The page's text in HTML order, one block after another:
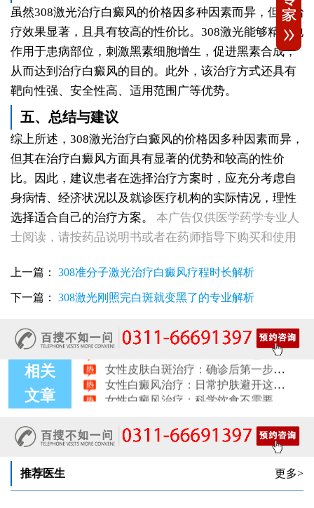
虽然308激光治疗白癜风的价格因多种因素而异，但其治
疗效果显著，且具有较高的性价比。308激光能够精准地
作用于患病部位，刺激黑素细胞增生，促进黑素合成，
从而达到治疗白癜风的目的。此外，该治疗方式还具有
靶向性强、安全性高、适用范围广等优势。
五、总结与建议
综上所述，308激光治疗白癜风的价格因多种因素而异，
但其在治疗白癜风方面具有显著的优势和较高的性价
比。因此，建议患者在选择治疗方案时，应充分考虑自
身病情、经济状况以及就诊医疗机构的实际情况，理性
选择适合自己的治疗方案。
本广告仅供医学药学专业人
士阅读，请按药品说明书或者在药师指导下购买和使用
上一篇： 308准分子激光治疗白癜风疗程时长解析
下一篇： 308激光刚照完白斑就变黑了的专业解析
相关
文章
女性白斑康复随访服务对比：好医院该做到哪些
女性皮肤白斑误诊后，白癜风治疗方案怎么调整才有效
女性白癜风治疗：遮盖产品选择安全标准是什么
女性皮肤白斑护理指南：家属陪伴需留意的细节
治疗女性皮肤病的医院：白斑患者康复训练指导手册
女性白斑专科诊疗：收费透明化说明
治疗女性皮肤病的医院：白斑患者线上复诊操作步骤
女性皮肤白斑治疗：确诊后第一步该做什么
女性白癜风治疗：日常护肤避开这些刺激成分
女性白癜风治疗：科学饮食不需要过度忌口
女性皮肤病医院白斑诊疗收费明细公开
推荐医生 更多>